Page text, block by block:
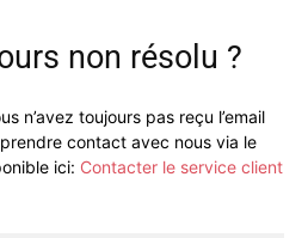
non résolu ?
n’avez toujours pas reçu l’email
contact avec nous via le
ici: Contacter le service client